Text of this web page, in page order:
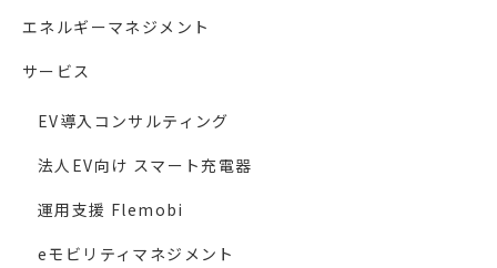
エネルギーマネジメント
サービス
EV導入コンサルティング
法人EV向け スマート充電器
運用支援 Flemobi
eモビリティマネジメント